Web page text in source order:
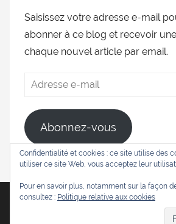
Saisissez votre adresse e-mail
abonner à ce blog et recevoir
chaque nouvel article par email.
Abonnez-vous
WordPress Theme:Donovan
Confidentialité et cookies : ce site utilise des
utiliser ce site Web, vous acceptez leur
Pour en savoir plus, notamment sur la façon
consultez : Politique relative aux cookies